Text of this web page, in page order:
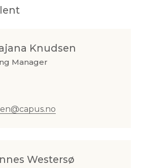
Knudsen
Manager
Westersø